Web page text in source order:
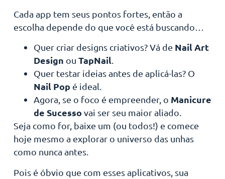
Cada app tem seus pontos fortes, então a
escolha depende do que você está buscando…
Quer criar designs criativos? Vá de Nail Art
Design ou TapNail.
Quer testar ideias antes de aplicá-las? O
Nail Pop é ideal.
Agora, se o foco é empreender, o Manicure
de Sucesso vai ser seu maior aliado.
Seja como for, baixe um (ou todos!) e comece
hoje mesmo a explorar o universo das unhas
como nunca antes.
Pois é óbvio que com esses aplicativos, sua